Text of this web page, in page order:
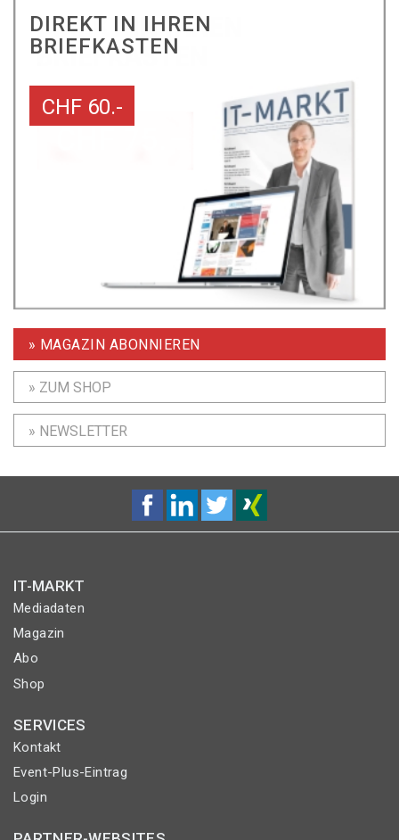
DIREKT IN IHREN
BRIEFKASTEN
CHF 60.-
» MAGAZIN ABONNIEREN
» ZUM SHOP
» NEWSLETTER
IT-MARKT
Mediadaten
Magazin
Abo
Shop
SERVICES
Kontakt
Event-Plus-Eintrag
Login